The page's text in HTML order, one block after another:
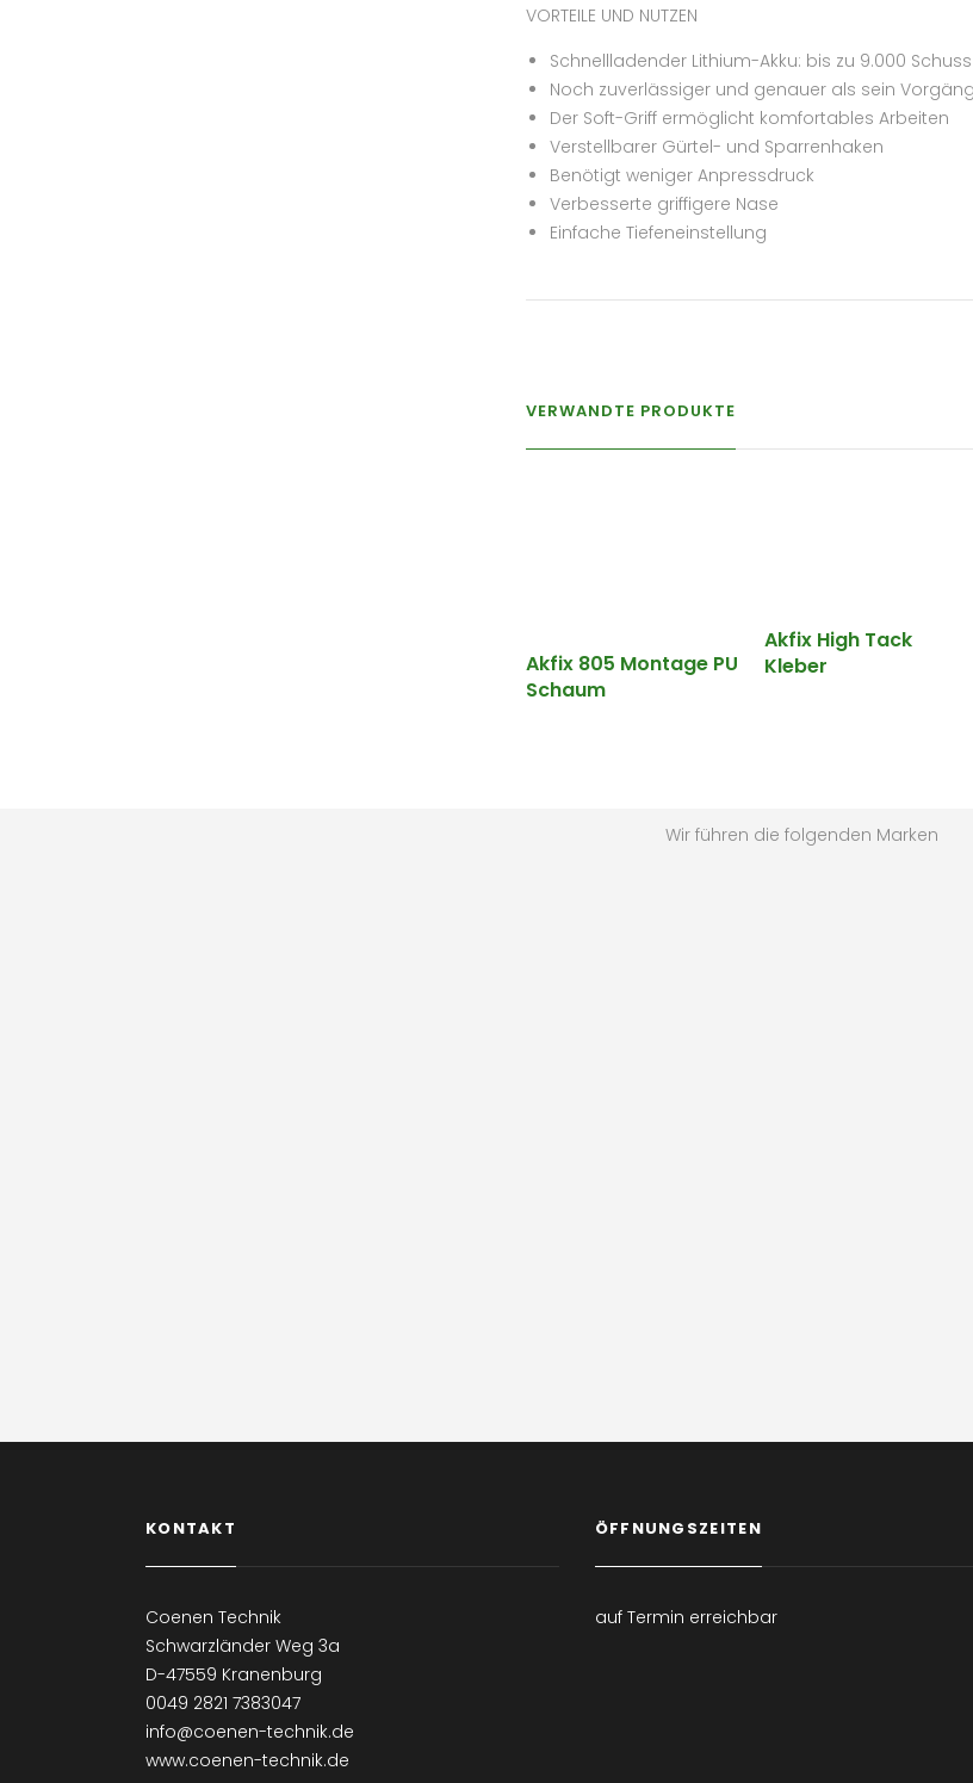
VORTEILE UND NUTZEN
Schnellladender Lithium-Akku: bis zu 9.000
Noch zuverlässiger und genauer als sein
Der Soft-Griff ermöglicht komfortables Arbeiten
Verstellbarer Gürtel- und Sparrenhaken
Benötigt weniger Anpressdruck
Verbesserte griffigere Nase
Einfache Tiefeneinstellung
VERWANDTE PRODUKTE
Akfix 805 Montage PU
Schaum
Akfix High Tack
Kleber
Wir führen die folgenden Marken
KONTAKT
Coenen Technik
Schwarzländer Weg 3a
D-47559 Kranenburg
0049 2821 7383047
info@coenen-technik.de
www.coenen-technik.de
ÖFFNUNGSZEITEN
auf Termin erreichbar